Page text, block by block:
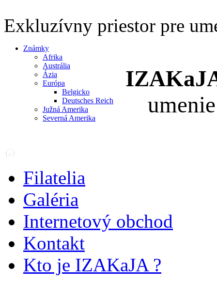
Exkluzívny priestor pre
Známky
Afrika
Austrália
Ázia
Európa
Belgicko
Deutsches Reich
Južná Amerika
Severná Amerika
Filatelia
Galéria
Internetový obchod
Kontakt
Kto je IZAKaJA ?